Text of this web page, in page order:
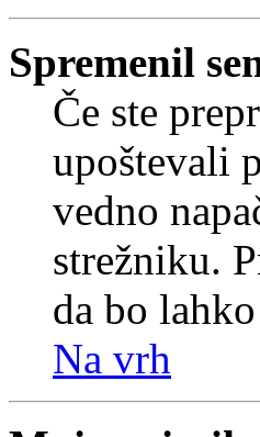
Spremenil
Če ste
upoštevali
vedno
strežniku.
da bo
Na vrh